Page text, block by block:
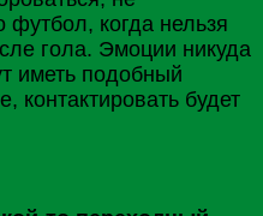
футбол, когда нельзя
гола. Эмоции никуда
иметь подобный
контактировать будет